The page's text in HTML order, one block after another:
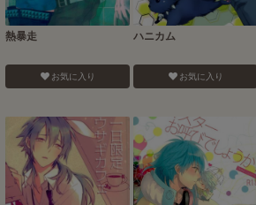
熱暴走
お気に入り
ハニカム
お気に入り